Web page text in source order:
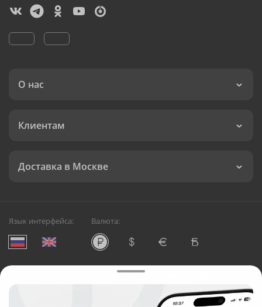
О нас
Клиентам
Доставка в Москве
Язык интерфейса: Валюта:
Служба круглосуточной доставки цветов в Москве
Русский Букет, 2026